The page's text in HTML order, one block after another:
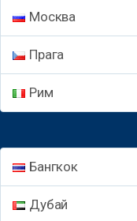
Москва
Прага
Рим
Бангкок
Дубай